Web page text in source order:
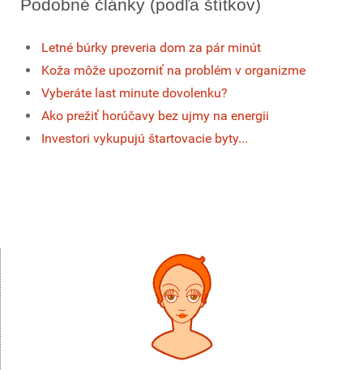
Podobné články (podľa štítkov)
Letné búrky preveria dom za pár minút
Koža môže upozorniť na problém v organizme
Vyberáte last minute dovolenku?
Ako prežiť horúčavy bez ujmy na energii
Investori vykupujú štartovacie byty...